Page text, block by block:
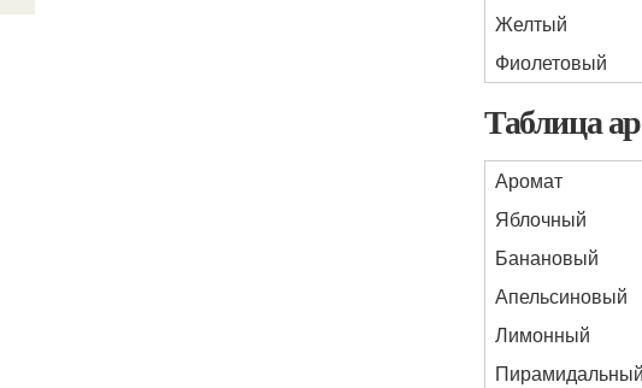
Желтый
Фиолетовый
Таблица
Аромат
Яблочный
Банановый
Апельсиновый
Лимонный
Пирамидальный